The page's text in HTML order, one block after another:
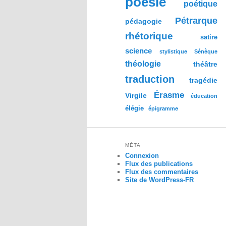
poétique
pédagogie Pétrarque
rhétorique satire
science stylistique Sénèque
théologie théâtre
traduction
tragédie
Virgile
Érasme éducation
élégie épigramme
MÉTA
Connexion
Flux des publications
Flux des commentaires
Site de WordPress-FR